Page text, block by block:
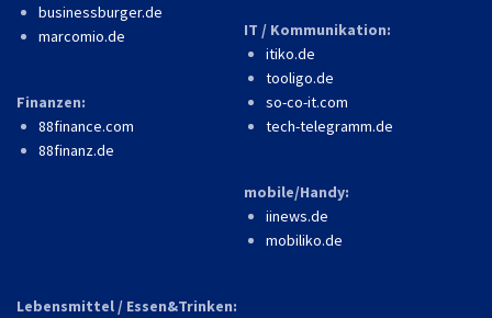
businessburger.de
marcomio.de
Finanzen:
88finance.com
88finanz.de
IT / Kommunikation:
itiko.de
tooligo.de
so-co-it.com
tech-telegramm.de
mobile/Handy:
iinews.de
mobiliko.de
Lebensmittel / Essen&Trinken: